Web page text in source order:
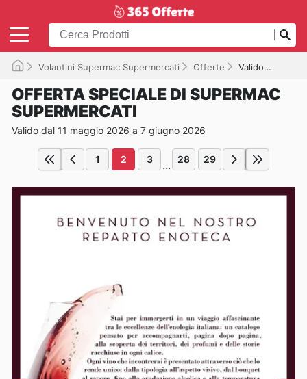
Volantini Supermac Supermercati Offerte Valido fino a 07/06/2026
OFFERTA SPECIALE DI SUPERMAC
SUPERMERCATI
Valido dal 11 maggio 2026 a 7 giugno 2026
1 2 3 ... 28 29